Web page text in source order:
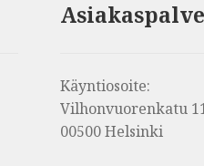
Käyntiosoite:
Vilhonvuorenkatu
00500 Helsinki